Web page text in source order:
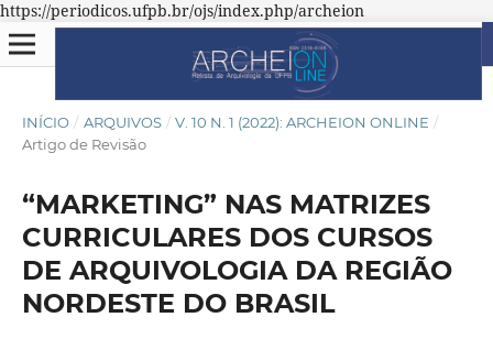
https://periodicos.ufpb.br/ojs/index.php/archeion
INÍCIO / ARQUIVOS / V. 10 N. 1 (2022): ARCHEION ONLINE /
Artigo de Revisão
“MARKETING” NAS MATRIZES
CURRICULARES DOS CURSOS
DE ARQUIVOLOGIA DA REGIÃO
NORDESTE DO BRASIL